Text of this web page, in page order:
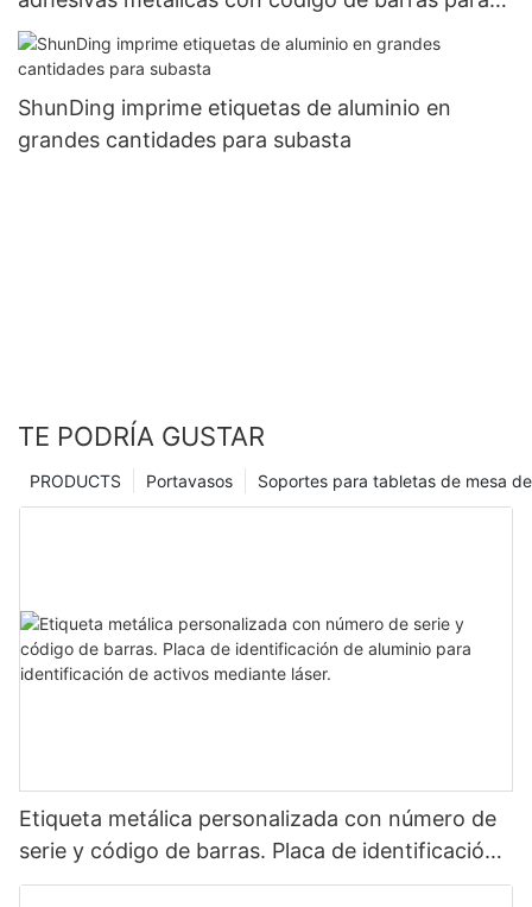
subasta
ShunDing imprime etiquetas de aluminio en
grandes cantidades para subasta
TE PODRÍA GUSTAR
Soportes para tabletas de mesa
Portavasos
PRODUCTS
Etiqueta metálica personalizada con número de
serie y código de barras. Placa de identificación
de aluminio para identificación de activos